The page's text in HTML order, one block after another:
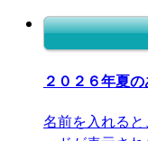
２０２６年夏
名前を入れる